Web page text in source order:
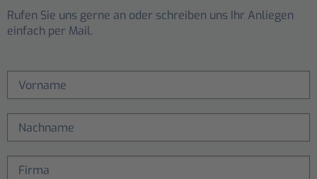
Rufen Sie uns gerne an oder schreiben uns Ihr Anliegen
einfach per Mail.